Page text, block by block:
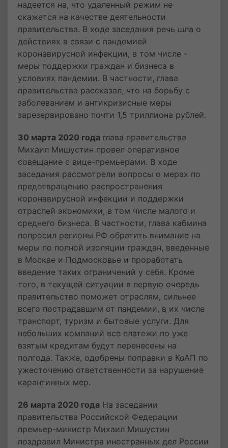
надеется на, что удаленный режим не
скажется на качестве деятельности
правительства. В ходе заседания речь шла о
действиях в связи с пандемией
коронавирусной инфекции, в том числе -
меры поддержки граждан и бизнеса в
условиях пандемии. В частности, глава
правительства рассказал, что на борьбу с
заболеванием и антикризисные меры
зарезервировано почти 1,5 триллиона рублей.
30 марта 2020 года глава правительства
Михаил Мишустин провел оперативное
совещание с вице-премьерами. В ходе
заседания рассмотрели вопросы о мерах по
предотвращению распространения
коронавирусной инфекции и поддержки
отраслей экономики, в том числе малого и
среднего бизнеса. В частности, глава кабмина
попросил регионы РФ обратить внимание на
меры по полной изоляции граждан, введенные
в Москве и Подмосковье и проработать
введение таких ограничений у себя. Кроме
того, в текущей ситуации в первую очередь
правительство поможет отраслям, сильнее
всего пострадавшим от пандемии, в их числе
транспорт, туризм и бытовые услуги. Для
небольших компаний все платежи по уже
взятым кредитам будут перенесены на
полгода. Также, одобрены поправки в КоАП по
ужесточению ответственности за нарушение
карантинных мер.
26 марта 2020 года На заседании
правительства Российской Федерации
премьер-министр Михаил Мишустин
поздравил Министра иностранных дел России